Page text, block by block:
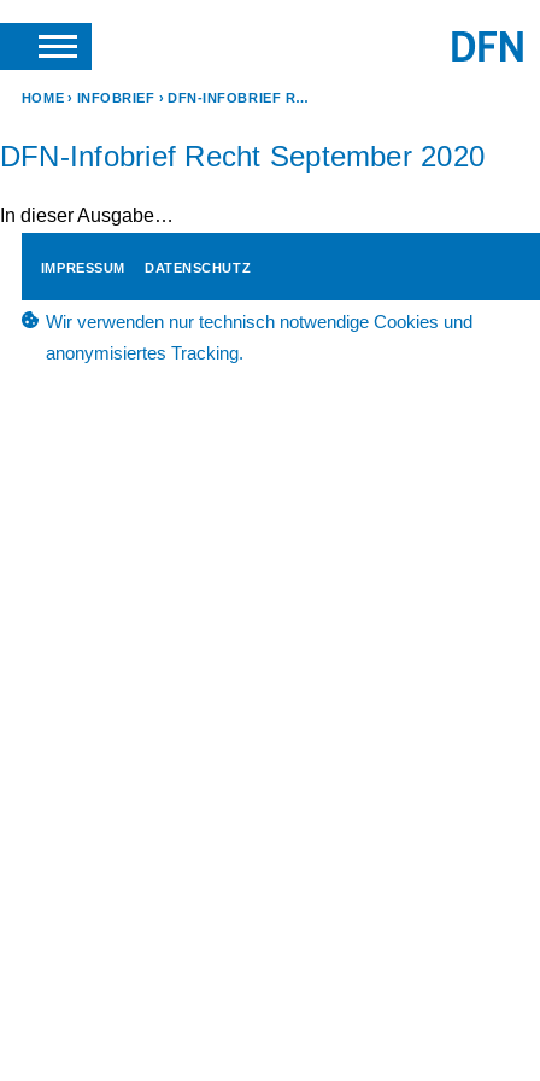
SUCHE ANFRAGEN & KONTAKT
HOME INFOBRIEF DFN-INFOBRIEF RECHT SEPTEMBER 2020
DFN-Infobrief Recht September 2020
In dieser Ausgabe…
IMPRESSUM DATENSCHUTZ
Wir verwenden nur technisch notwendige Cookies und
anonymisiertes Tracking.